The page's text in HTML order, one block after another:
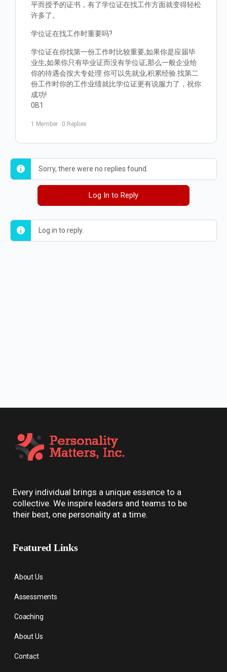
平而授予的证书，有了学位证在找工作方面就变得轻松
许多了。
学位证在找工作时重要吗?
学位证在你找第一份工作时比较重要,如果你是应届毕
业生,如果你只有毕业证而没有学位证,那么一般企业给
你的待遇会按大专处理.你可以先就业,积累经验.找第二
份工作时你的工作业绩就比学位证更有说服力了，祝你
成功!
0B1
1 Member · 0 Replies
Sorry, there were no replies found.
Log In to Reply
Log in to reply.
Every individual brings a unique essence to a
collective. We inspire leaders and teams to be
their best, one personality at a time.
Featured Links
About Us
Assessments
Coaching
About Us
Contact